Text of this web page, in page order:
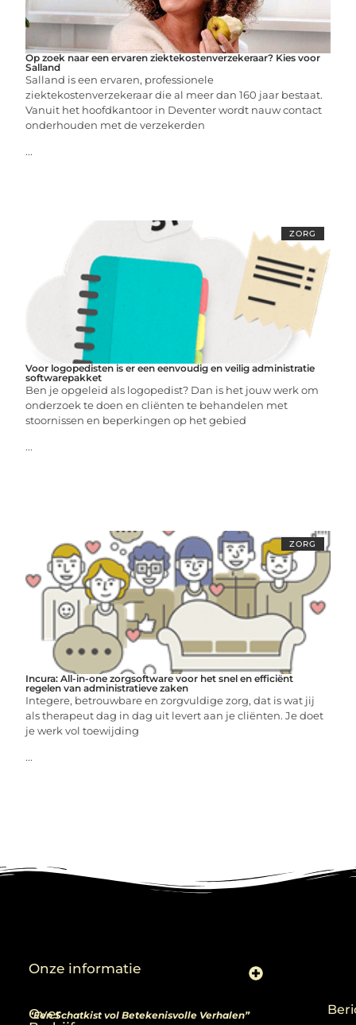
Op zoek naar een ervaren ziektekostenverzekeraar? Kies voor
Salland
Salland is een ervaren, professionele
ziektekostenverzekeraar die al meer dan 160 jaar bestaat.
Vanuit het hoofdkantoor in Deventer wordt nauw contact
onderhouden met de verzekerden
...
ZORG
Voor logopedisten is er een eenvoudig en veilig administratie
softwarepakket
Ben je opgeleid als logopedist? Dan is het jouw werk om
onderzoek te doen en cliënten te behandelen met
stoornissen en beperkingen op het gebied
...
ZORG
Incura: All-in-one zorgsoftware voor het snel en efficiënt
regelen van administratieve zaken
Integere, betrouwbare en zorgvuldige zorg, dat is wat jij
als therapeut dag in dag uit levert aan je cliënten. Je doet
je werk vol toewijding
...
Over
“Een Schatkist vol Betekenisvolle Verhalen”
Onze informatie